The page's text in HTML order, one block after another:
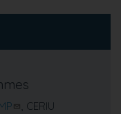
, CERIU